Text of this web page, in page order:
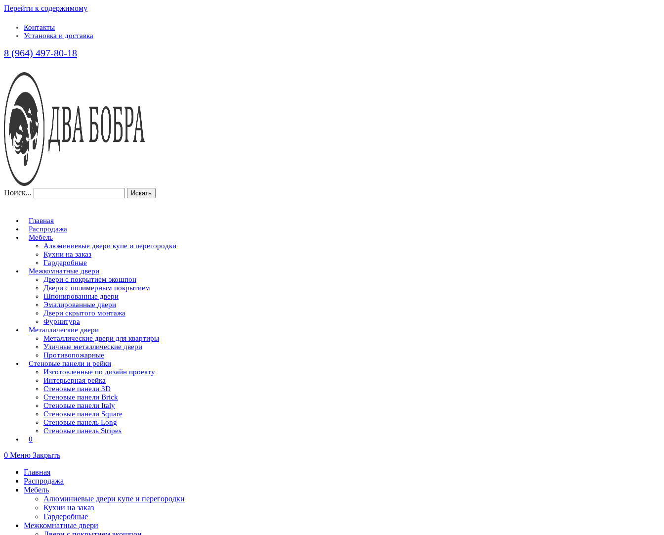
Перейти к содержимому
Контакты
Установка и доставка
8 (964) 497-80-18
Поиск... Искать
Главная
Распродажа
Мебель
Алюминиевые двери купе и перегородки
Кухни на заказ
Гардеробные
Межкомнатные двери
Двери с покрытием экошпон
Двери с полимерным покрытием
Шпонированные двери
Эмалированные двери
Двери скрытого монтажа
Фурнитура
Металлические двери
Металлические двери для квартиры
Уличные металлические двери
Противопожарные
Стеновые панели и рейки
Изготовленные по дизайн проекту
Интерьерная рейка
Стеновые панели 3D
Стеновые панели Brick
Стеновые панели Italy
Стеновые панели Square
Стеновые панель Long
Стеновые панель Stripes
0
0 Меню Закрыть
Главная
Распродажа
Мебель
Алюминиевые двери купе и перегородки
Кухни на заказ
Гардеробные
Межкомнатные двери